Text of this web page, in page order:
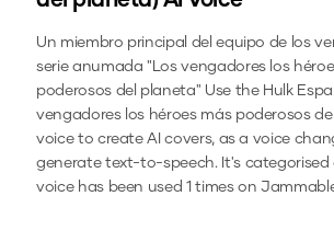
Un miembro principal del equipo de los
serie anumada "Los vengadores los
poderosos del planeta" Use the Hulk
vengadores los héroes más poderosos
voice to create AI covers, as a voice
generate text-to-speech.It's categorised
voice has been used 1 times on